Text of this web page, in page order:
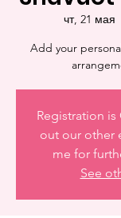
чт, 21 мая
Add your
Registration
out our other
me for
See